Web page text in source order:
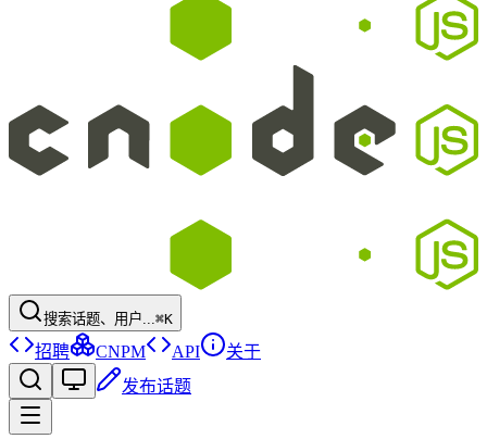
搜索话题、用户...⌘K
招聘 CNPM API
关于
发布话题